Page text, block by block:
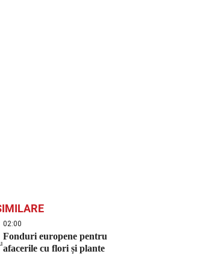
02:00
Fonduri europene pentru
afacerile cu flori și plante